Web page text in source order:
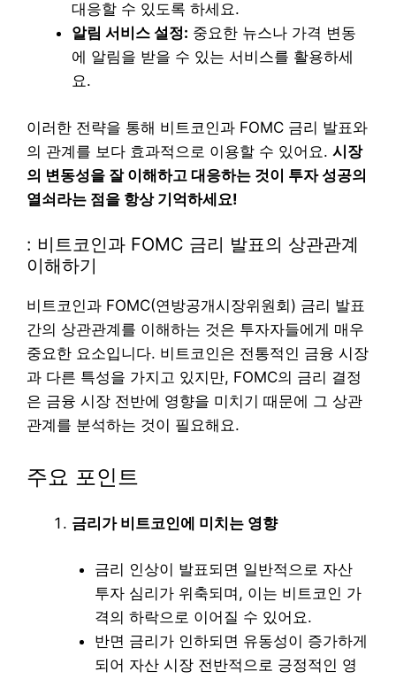
대응할 수 있도록 하세요.
알림 서비스 설정: 중요한 뉴스나 가격 변동
에 알림을 받을 수 있는 서비스를 활용하세
요.
이러한 전략을 통해 비트코인과 FOMC 금리 발표와
의 관계를 보다 효과적으로 이용할 수 있어요. 시장
의 변동성을 잘 이해하고 대응하는 것이 투자 성공의
열쇠라는 점을 항상 기억하세요!
: 비트코인과 FOMC 금리 발표의 상관관계
이해하기
비트코인과 FOMC(연방공개시장위원회) 금리 발표
간의 상관관계를 이해하는 것은 투자자들에게 매우
중요한 요소입니다. 비트코인은 전통적인 금융 시장
과 다른 특성을 가지고 있지만, FOMC의 금리 결정
은 금융 시장 전반에 영향을 미치기 때문에 그 상관
관계를 분석하는 것이 필요해요.
주요 포인트
금리가 비트코인에 미치는 영향
금리 인상이 발표되면 일반적으로 자산
투자 심리가 위축되며, 이는 비트코인 가
격의 하락으로 이어질 수 있어요.
반면 금리가 인하되면 유동성이 증가하게
되어 자산 시장 전반적으로 긍정적인 영